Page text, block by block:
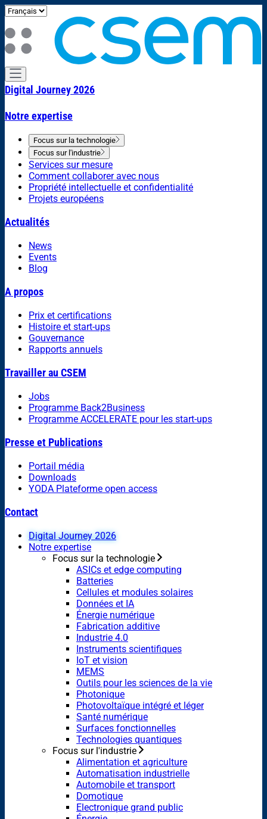
Digital Journey 2026
Notre expertise
Focus sur la technologie
Focus sur l'industrie
Services sur mesure
Comment collaborer avec nous
Propriété intellectuelle et confidentialité
Projets européens
Actualités
News
Events
Blog
A propos
Prix et certifications
Histoire et start-ups
Gouvernance
Rapports annuels
Travailler au CSEM
Jobs
Programme Back2Business
Programme ACCELERATE pour les start-ups
Presse et Publications
Portail média
Downloads
YODA Plateforme open access
Contact
Digital Journey 2026
Notre expertise
Focus sur la technologie
ASICs et edge computing
Batteries
Cellules et modules solaires
Données et IA
Énergie numérique
Fabrication additive
Industrie 4.0
Instruments scientifiques
IoT et vision
MEMS
Outils pour les sciences de la vie
Photonique
Photovoltaïque intégré et léger
Santé numérique
Surfaces fonctionnelles
Technologies quantiques
Focus sur l'industrie
Alimentation et agriculture
Automatisation industrielle
Automobile et transport
Domotique
Electronique grand public